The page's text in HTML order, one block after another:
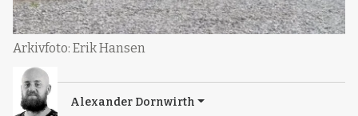
Arkivfoto: Erik Hansen
Alexander Dornwirth